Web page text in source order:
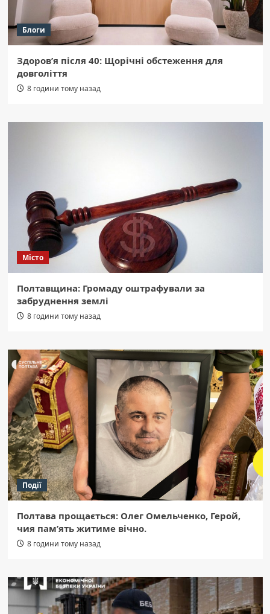
Блоги
Здоров’я після 40: Щорічні обстеження для
довголіття
8 години тому назад
Місто
Полтавщина: Громаду оштрафували за
забруднення землі
8 години тому назад
Події
Полтава прощається: Олег Омельченко, Герой,
чия пам’ять житиме вічно.
8 години тому назад